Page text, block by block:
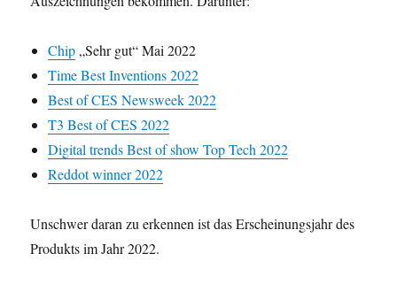
Chip „Sehr gut“ Mai 2022
Time Best Inventions 2022
Best of CES Newsweek 2022
T3 Best of CES 2022
Digital trends Best of show Top Tech 2022
Reddot winner 2022
Unschwer daran zu erkennen ist das Erscheinungsjahr des
Produkts im Jahr 2022.